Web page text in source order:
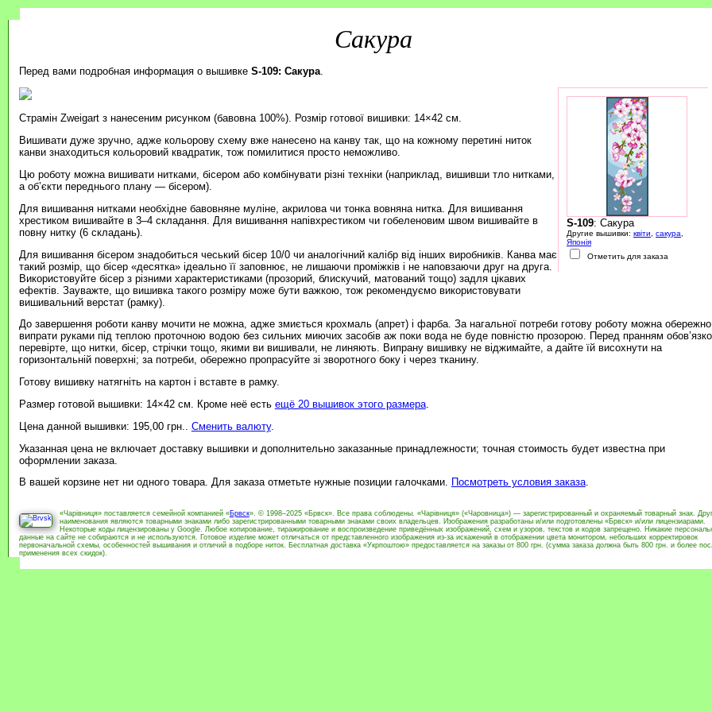
Сакура
Перед вами подробная информация о вышивке S-109: Сакура.
S-109: Сакура
Другие вышивки: квіти сакура
Японія
Отметить для заказа
Страмін Zweigart з нанесеним рисунком (бавовна 100%). Розмір готової вишивки: 14×42 см.
Вишивати дуже зручно, адже кольорову схему вже нанесено на канву так, що на кожному перетині ниток
канви знаходиться кольоровий квадратик, тож помилитися просто неможливо.
Цю роботу можна вишивати нитками, бісером або комбінувати різні техніки (наприклад, вишивши тло нитками,
а об’єкти переднього плану — бісером).
Для вишивання нитками необхідне бавовняне муліне, акрилова чи тонка вовняна нитка. Для вишивання
хрестиком вишивайте в 3–4 складання. Для вишивання напівхрестиком чи гобеленовим швом вишивайте в
повну нитку (6 складань).
Для вишивання бісером знадобиться чеський бісер 10/0 чи аналогічний калібр від інших виробників. Канва має
такий розмір, що бісер «десятка» ідеально її заповнює, не лишаючи проміжків і не наповзаючи друг на друга.
Використовуйте бісер з різними характеристиками (прозорий, блискучий, матований тощо) задля цікавих
ефектів. Зауважте, що вишивка такого розміру може бути важкою, тож рекомендуємо використовувати
вишивальний верстат (рамку).
До завершення роботи канву мочити не можна, адже змиється крохмаль (апрет) і фарба. За нагальної потреби готову роботу можна обережно
випрати руками під теплою проточною водою без сильних миючих засобів аж поки вода не буде повністю прозорою. Перед пранням
перевірте, що нитки, бісер, стрічки тощо, якими ви вишивали, не линяють. Випрану вишивку не віджимайте, а дайте їй висохнути на
горизонтальній поверхні; за потреби, обережно пропрасуйте зі зворотного боку і через тканину.
Готову вишивку натягніть на картон і вставте в рамку.
Размер готовой вышивки: 14×42 см. Кроме неё есть ещё 20 вышивок этого размера.
Цена данной вышивки: 195,00 грн.. Сменить валюту.
Указанная цена не включает доставку вышивки и дополнительно заказанные принадлежности; точная стоимость будет известна при
оформлении заказа.
В вашей корзине нет ни одного товара. Для заказа отметьте нужные позиции галочками. Посмотреть условия заказа.
«Чарівниця» поставляется семейной компанией «Брвск». © 1998–2025 «Брвск». Все права соблюдены. «Чарівниця» («Чаровница») — зарегистрированный и охраняемый товарный знак.
наименования являются товарными знаками либо зарегистрированными товарными знаками своих владельцев. Изображения разработаны и/или подготовлены «Брвск» и/или лицензиарами.
Некоторые коды лицензированы у Google. Любое копирование, тиражирование и воспроизведение приведённых изображений, схем и узоров, текстов и кодов запрещено. Никакие
данные на сайте не собираются и не используются. Готовое изделие может отличаться от представленного изображения из-за искажений в отображении цвета монитором, небольших корректировок
первоначальной схемы, особенностей вышивания и отличий в подборе ниток. Бесплатная доставка «Укрпоштою» предоставляется на заказы от 800 грн. (сумма заказа должна быть 800 грн. и более
применения всех скидок).